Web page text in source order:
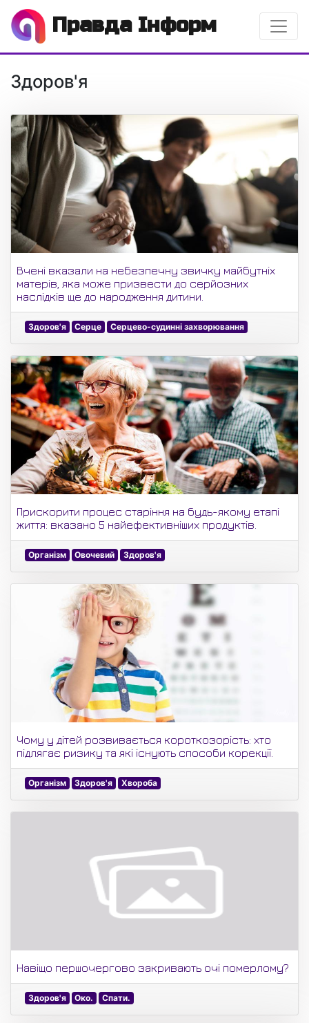
Правда Інформ
Здоров'я
Вчені вказали на небезпечну звичку майбутніх
матерів, яка може призвести до серйозних
наслідків ще до народження дитини.
Здоров'я Серце Серцево-судинні захворювання
Прискорити процес старіння на будь-якому етапі
життя: вказано 5 найефективніших продуктів.
Організм Овочевий Здоров'я
Чому у дітей розвивається короткозорість: хто
підлягає ризику та які існують способи корекції.
Організм Здоров'я Хвороба
Навіщо першочергово закривають очі померлому?
Здоров'я Око. Спати.